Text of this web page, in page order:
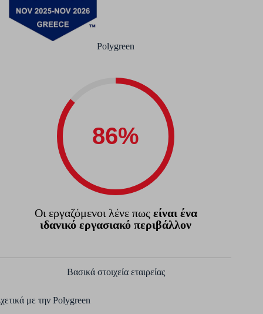
Polygreen
Οι εργαζόμενοι λένε πως είναι ένα
ιδανικό εργασιακό περιβάλλον
Βασικά στοιχεία εταιρείας
με την Polygreen